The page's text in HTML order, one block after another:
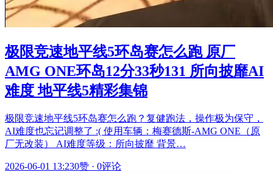
极限竞速地平线5环岛赛怎么跑 原厂
AMG ONE环岛12分33秒131 所向披靡AI
难度 地平线5精彩集锦
极限竞速地平线5环岛赛怎么跑？复健跑法，操作极为保守，
AI难度也忘记调整了 :( 使用车辆：梅赛德斯-AMG ONE（原
厂无改装） AI难度等级：所向披靡 背景…
2026-06-01 13:230赞 · 0评论